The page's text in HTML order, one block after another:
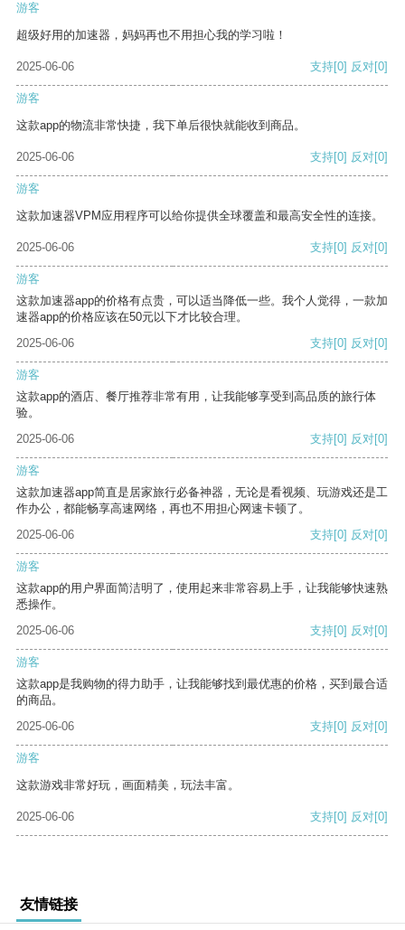
游客
超级好用的加速器，妈妈再也不用担心我的学习啦！
2025-06-06 支持[0] 反对[0]
游客
这款app的物流非常快捷，我下单后很快就能收到商品。
2025-06-06 支持[0] 反对[0]
游客
这款加速器VPM应用程序可以给你提供全球覆盖和最高安全性的连接。
2025-06-06 支持[0] 反对[0]
游客
这款加速器app的价格有点贵，可以适当降低一些。我个人觉得，一款加
速器app的价格应该在50元以下才比较合理。
2025-06-06
支持[0] 反对[0]
游客
这款app的酒店、餐厅推荐非常有用，让我能够享受到高品质的旅行体
验。
2025-06-06
支持[0] 反对[0]
游客
这款加速器app简直是居家旅行必备神器，无论是看视频、玩游戏还是工
作办公，都能畅享高速网络，再也不用担心网速卡顿了。
2025-06-06
支持[0] 反对[0]
游客
这款app的用户界面简洁明了，使用起来非常容易上手，让我能够快速熟
悉操作。
2025-06-06
支持[0] 反对[0]
游客
这款app是我购物的得力助手，让我能够找到最优惠的价格，买到最合适
的商品。
2025-06-06
支持[0] 反对[0]
游客
这款游戏非常好玩，画面精美，玩法丰富。
2025-06-06 支持[0] 反对[0]
友情链接